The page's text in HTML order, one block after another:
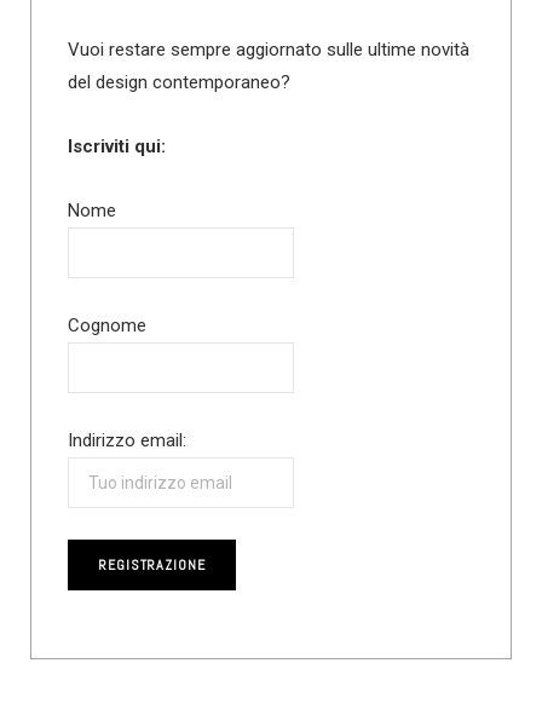
Vuoi restare sempre aggiornato sulle ultime novità
del design contemporaneo?
Iscriviti qui:
Nome
Cognome
Indirizzo email: